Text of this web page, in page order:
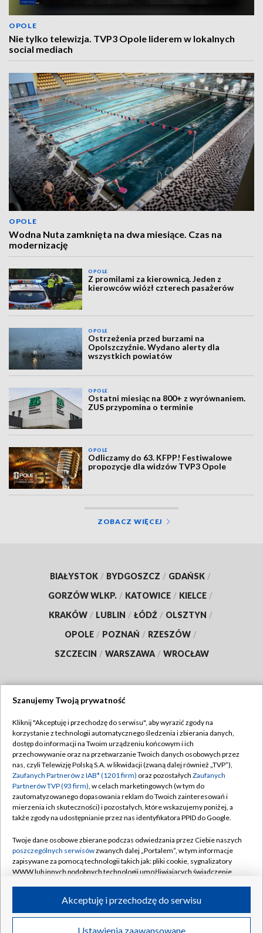
OPOLE
Nie tylko telewizja. TVP3 Opole liderem w lokalnych
social mediach
OPOLE
Wodna Nuta zamknięta na dwa miesiące. Czas na
modernizację
OPOLE
Z promilami za kierownicą. Jeden z
kierowców wiózł czterech pasażerów
OPOLE
Ostrzeżenia przed burzami na
Opolszczyźnie. Wydano alerty dla
wszystkich powiatów
OPOLE
Ostatni miesiąc na 800+ z wyrównaniem.
ZUS przypomina o terminie
OPOLE
Odliczamy do 63. KFPP! Festiwalowe
propozycje dla widzów TVP3 Opole
ZOBACZ WIĘCEJ
BIAŁYSTOK / BYDGOSZCZ / GDAŃSK /
GORZÓW WLKP. / KATOWICE / KIELCE /
KRAKÓW / LUBLIN / ŁÓDŹ / OLSZTYN /
OPOLE / POZNAŃ / RZESZÓW /
SZCZECIN / WARSZAWA / WROCŁAW
TVP
Abonament TVP
Emisja w TVP
Centrum informacji TVP
Naziemna Telewizja Cyfrowa
Rada Programowa
System NOS
Informacje o nadawcy
Program dla prasy
Regulamin TVP
Polityka prywatności
Moje zgody
Pomoc
Kontakt
Kanały
©2026 Telewizja Polska S.A. w likwidacji
Szanujemy Twoją prywatność
Kliknij "Akceptuję i przechodzę do serwisu", aby wyrazić zgody na
korzystanie z technologii automatycznego śledzenia i zbierania danych,
dostęp do informacji na Twoim urządzeniu końcowym i ich
przechowywanie oraz na przetwarzanie Twoich danych osobowych przez
nas, czyli Telewizję Polską S.A. w likwidacji (zwaną dalej również „TVP”),
Zaufanych Partnerów z IAB* (1201 firm) oraz pozostałych Zaufanych
Partnerów TVP (93 firm), w celach marketingowych (w tym do
zautomatyzowanego dopasowania reklam do Twoich zainteresowań i
mierzenia ich skuteczności) i pozostałych, które wskazujemy poniżej, a
także zgody na udostępnianie przez nas identyfikatora PPID do Google.
Twoje dane osobowe zbierane podczas odwiedzania przez Ciebie naszych
poszczególnych serwisówzwanych dalej „Portalem”, w tym informacje
zapisywane za pomocą technologii takich jak: pliki cookie, sygnalizatory
WWW lub innych podobnych technologii umożliwiających świadczenie
ruchu w Internecie.
Twoje dane osobowe zbierane podczas odwiedzania przez Ciebie
Ustawienia zaawansowane
Akceptuję i przechodzę do serwisu